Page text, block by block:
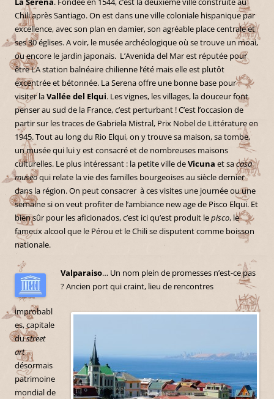
Chili après Santiago. On est dans une ville coloniale hispanique par
excellence, avec son plan en damier, son agréable place centrale et
ses 30 églises. A voir, le musée archéologique où se trouve un moai,
ou encore le jardin japonais. L’Avenida del Mar est réputée pour
être LA station balnéaire chilienne l’été mais elle est plutôt
excentrée et bétonnée. La Serena offre une bonne base pour
visiter laVallée del Elqui. Les vignes, les villages, la douceur font
penser au sud de la France, c’est perturbant ! C’est l’occasion de
partir sur les traces de Gabriela Mistral, Prix Nobel de Littérature en
1945. Tout au long du Rio Elqui, on y trouve sa maison, sa tombe,
un musée qui lui y est consacré et de nombreuses maisons
culturelles. Le plus intéressant : la petite ville deVicuna et sacasa
museoqui relate la vie des familles bourgeoises au siècle dernier
dans la région. On peut consacrer à ces visites une journée ou une
semaine si on veut profiter de l’ambiance new age de Pisco Elqui. Et
bien sûr pour les aficionados, c’est ici qu’est produit lepisco, le
fameux alcool que le Pérou et le Chili se disputent comme boisson
nationale.
Valparaiso… Un nom plein de promesses n’est-ce pas
? Ancien port qui craint, lieu de rencontres
improbabl
es, capitale
dustreet
art
désormais
patrimoine
mondial de